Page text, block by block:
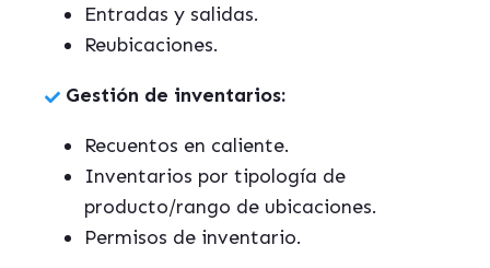
Entradas y salidas.
Reubicaciones.
Gestión de inventarios:
Recuentos en caliente.
Inventarios por tipología de
producto/rango de ubicaciones.
Permisos de inventario.